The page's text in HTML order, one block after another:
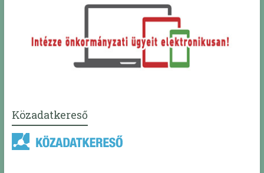
Közadatkereső